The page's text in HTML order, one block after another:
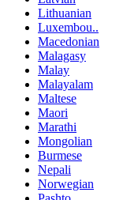
Lithuanian
Luxembou..
Macedonian
Malagasy
Malay
Malayalam
Maltese
Maori
Marathi
Mongolian
Burmese
Nepali
Norwegian